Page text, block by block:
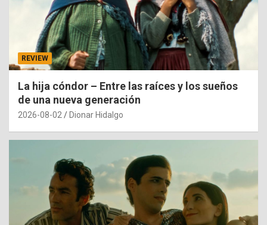
REVIEW
La hija cóndor – Entre las raíces y los sueños
de una nueva generación
2026-08-02 Dionar Hidalgo